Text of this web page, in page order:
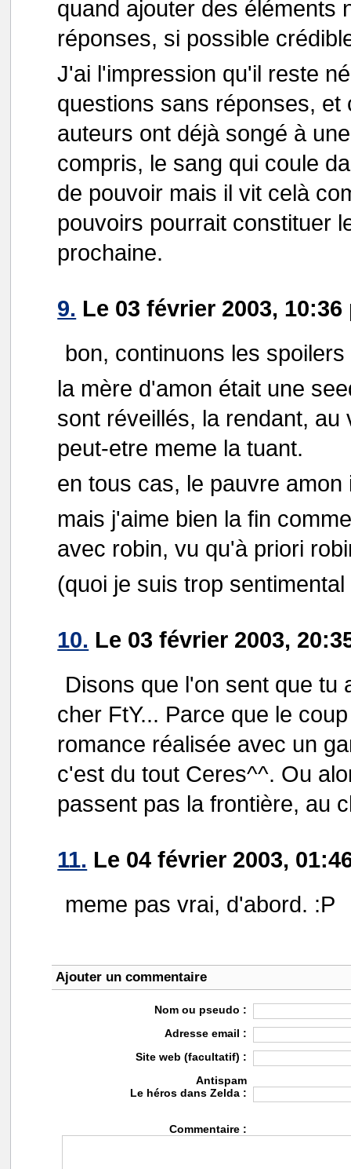
quand ajouter des éléments
réponses, si possible
J'ai l'impression qu'il reste
questions sans réponses,
auteurs ont déjà songé à
compris, le sang qui coule
de pouvoir mais il vit celà
pouvoirs pourrait constituer
prochaine.
9. Le 03 février 2003, 10:36
bon, continuons les
la mère d'amon était une
sont réveillés, la rendant,
peut-etre meme la tuant.
en tous cas, le pauvre
mais j'aime bien la fin
avec robin, vu qu'à priori
(quoi je suis trop sentimental
10. Le 03 février 2003,
Disons que l'on sent que tu
cher FtY... Parce que le
romance réalisée avec un
c'est du tout Ceres^^. Ou
passent pas la frontière, au
11. Le 04 février 2003,
meme pas vrai, d'abord. :P
Ajouter un commentaire
Nom ou pseudo :
Adresse email :
Site web (facultatif) :
Antispam
Le héros dans Zelda :
Commentaire :